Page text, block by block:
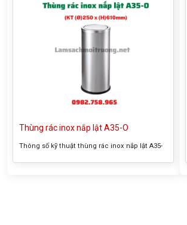
Thùng rác inox nắp lật A35-O
Thông số kỹ thuật thùng rác inox nắp lật A35-